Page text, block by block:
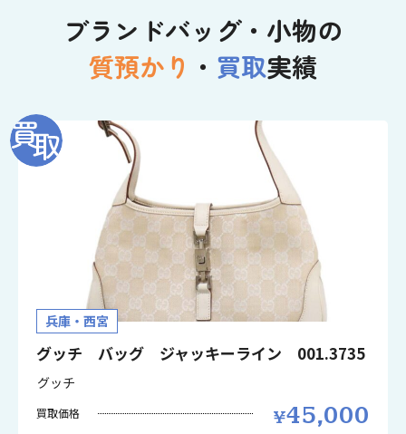
ブランドバッグ・小物の
質預かり ・ 買取実績
兵庫・西宮
グッチ バッグ ジャッキーライン 001.3735
グッチ
買取価格 45,000